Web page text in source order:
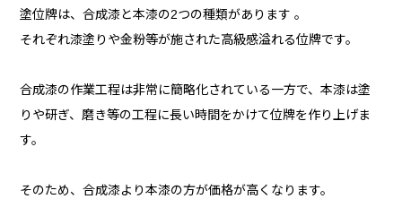
塗位牌は、合成漆と本漆の2つの種類があります 。
それぞれ漆塗りや金粉等が施された高級感溢れる位牌です。
合成漆の作業工程は非常に簡略化されている一方で、本漆は塗
りや研ぎ、磨き等の工程に長い時間をかけて位牌を作り上げま
す。
そのため、合成漆より本漆の方が価格が高くなります。